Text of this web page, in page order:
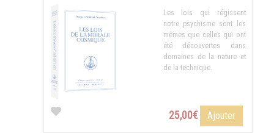
Les lois qui régissent
notre psychisme sont les
mêmes que celles qui ont
été découvertes dans
domaines de la nature et
de la technique.
25,00€ Ajouter